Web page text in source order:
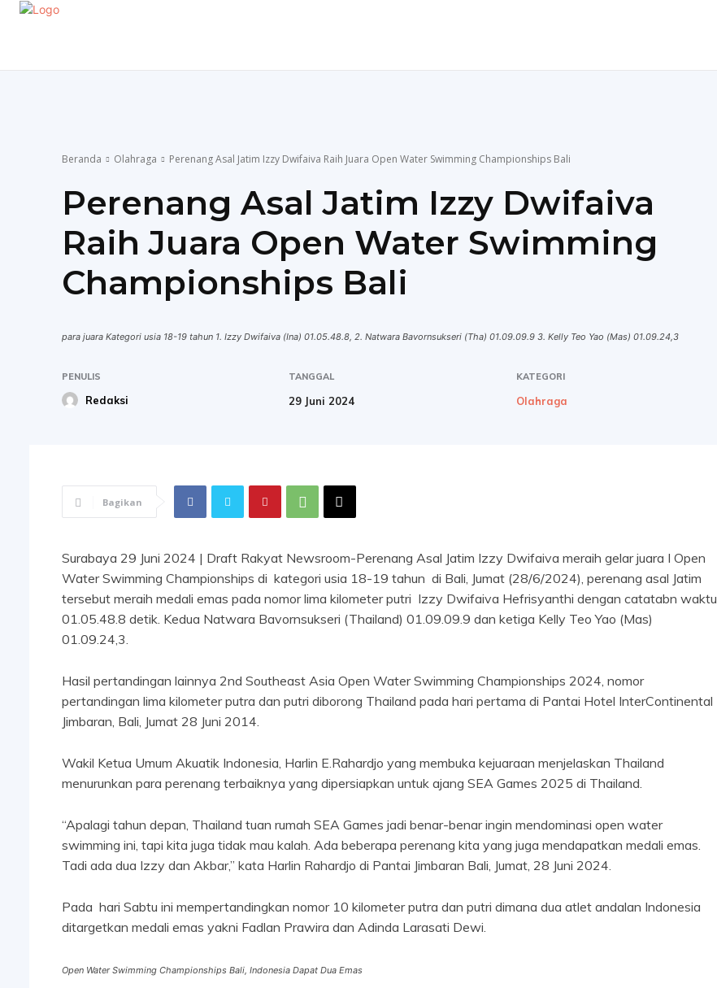
Beranda Olahraga Perenang Asal Jatim Izzy Dwifaiva Raih Juara Open Water Swimming Championships Bali
Perenang Asal Jatim Izzy Dwifaiva
Raih Juara Open Water Swimming
Championships Bali
para juara Kategori usia 18-19 tahun 1. Izzy Dwifaiva (Ina) 01.05.48.8, 2. Natwara Bavornsukseri (Tha) 01.09.09.9 3. Kelly Teo Yao (Mas) 01.09.24,3
PENULIS
Redaksi
TANGGAL
29 Juni 2024
KATEGORI
Olahraga
Bagikan
Surabaya 29 Juni 2024 | Draft Rakyat Newsroom-Perenang Asal Jatim Izzy Dwifaiva meraih gelar juara I Open
Water Swimming Championships di kategori usia 18-19 tahun di Bali, Jumat (28/6/2024), perenang asal Jatim
tersebut meraih medali emas pada nomor lima kilometer putri Izzy Dwifaiva Hefrisyanthi dengan catatabn waktu
01.05.48.8 detik. Kedua Natwara Bavornsukseri (Thailand) 01.09.09.9 dan ketiga Kelly Teo Yao (Mas)
01.09.24,3.
Hasil pertandingan lainnya 2nd Southeast Asia Open Water Swimming Championships 2024, nomor
pertandingan lima kilometer putra dan putri diborong Thailand pada hari pertama di Pantai Hotel InterContinental
Jimbaran, Bali, Jumat 28 Juni 2014.
Wakil Ketua Umum Akuatik Indonesia, Harlin E.Rahardjo yang membuka kejuaraan menjelaskan Thailand
menurunkan para perenang terbaiknya yang dipersiapkan untuk ajang SEA Games 2025 di Thailand.
“Apalagi tahun depan, Thailand tuan rumah SEA Games jadi benar-benar ingin mendominasi open water
swimming ini, tapi kita juga tidak mau kalah. Ada beberapa perenang kita yang juga mendapatkan medali emas.
Tadi ada dua Izzy dan Akbar,” kata Harlin Rahardjo di Pantai Jimbaran Bali, Jumat, 28 Juni 2024.
Pada hari Sabtu ini mempertandingkan nomor 10 kilometer putra dan putri dimana dua atlet andalan Indonesia
ditargetkan medali emas yakni Fadlan Prawira dan Adinda Larasati Dewi.
Open Water Swimming Championships Bali, Indonesia Dapat Dua Emas